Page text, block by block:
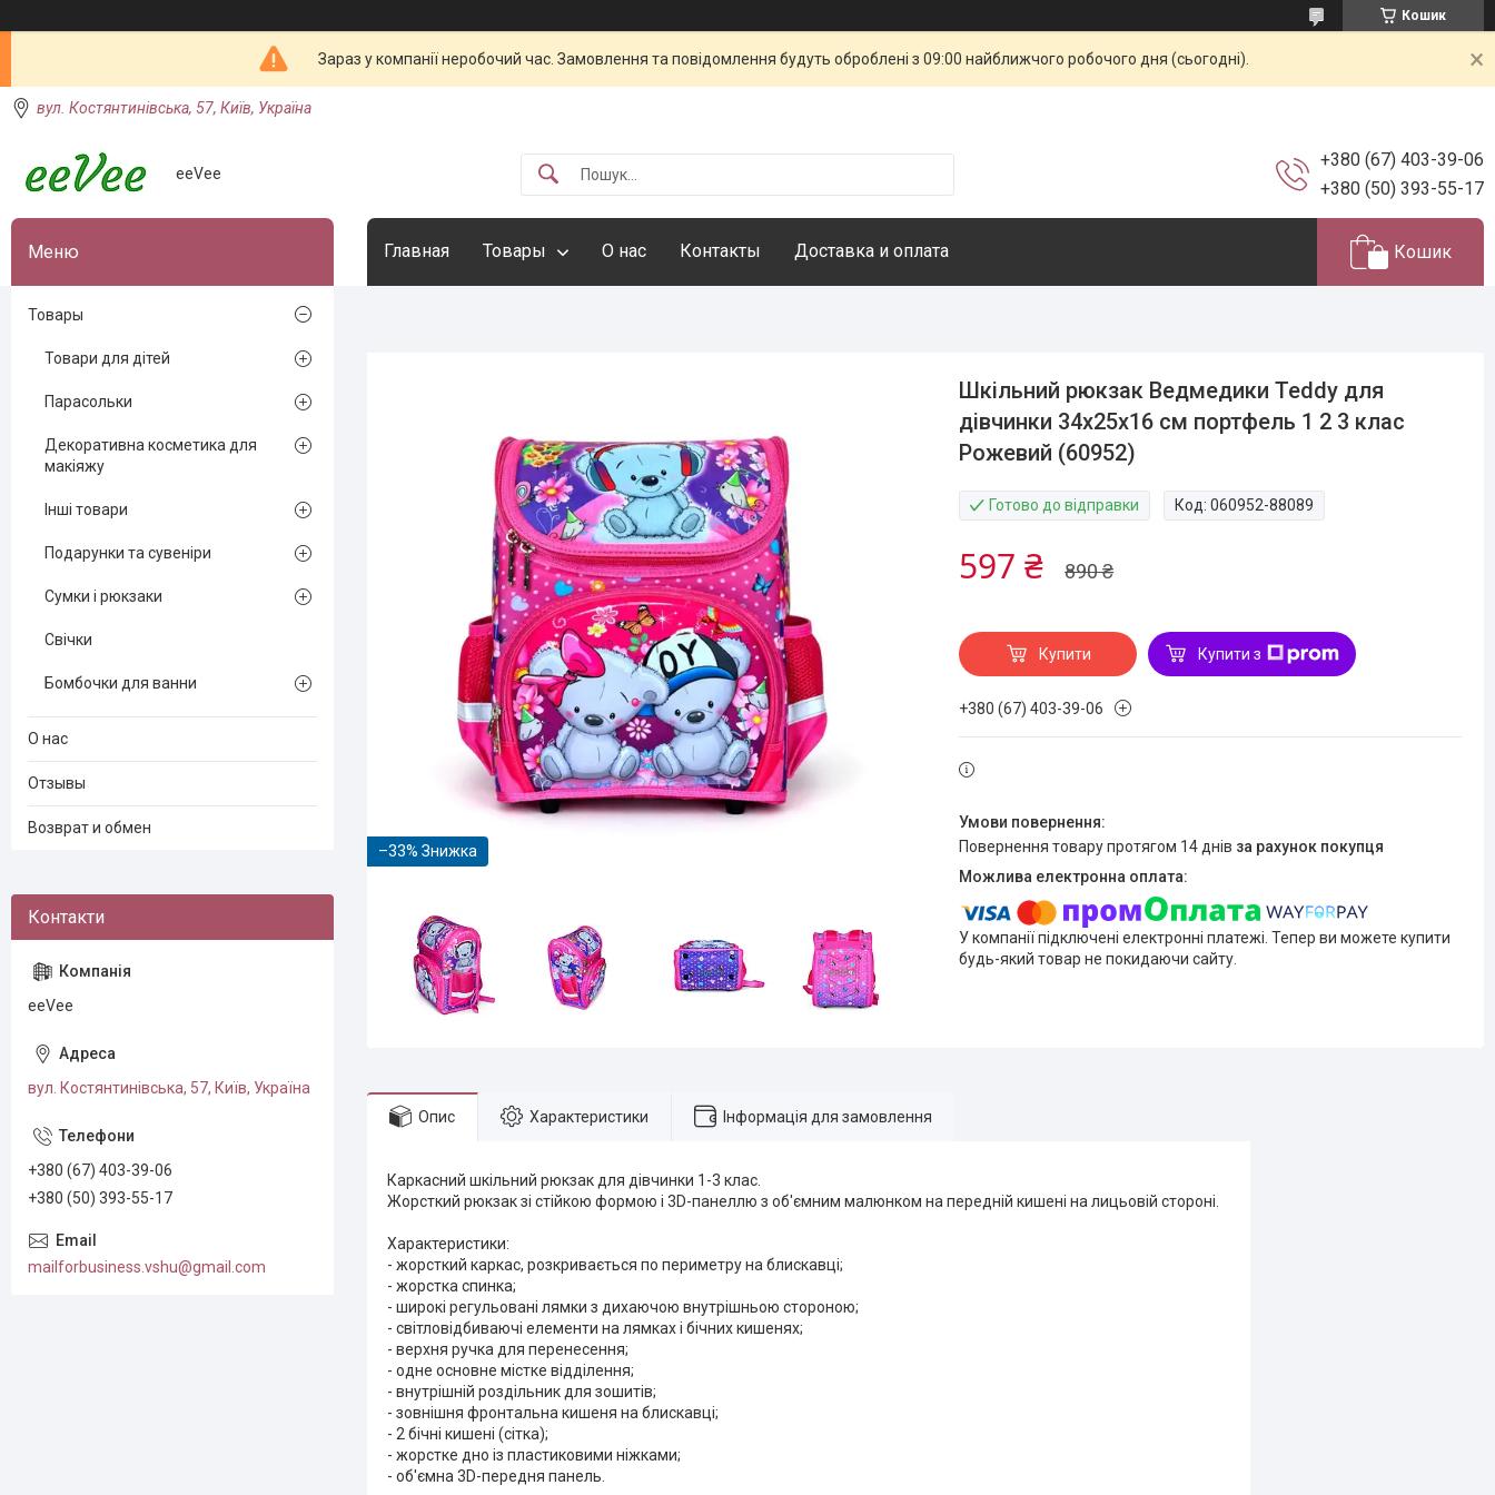
Кошик
Зараз у компанії неробочий час. Замовлення та повідомлення будуть оброблені з 09:00 найближчого робочого дня (сьогодні).
вул. Костянтинівська, 57, Київ, Україна
eeVee
+380 (67) 403-39-06
+380 (50) 393-55-17
Главная Товары О нас Контакты Доставка и оплата Кошик
–33%
Шкільний рюкзак Ведмедики Teddy для
дівчинки 34х25х16 см портфель 1 2 3 клас
Рожевий (60952)
Готово до відправки Код:060952-88089
890 ₴
597 ₴
Купити Купити з
+380 (67) 403-39-06
повернення товару протягом 14 днів за рахунок покупця
У компанії підключені електронні платежі. Тепер ви можете купити
будь-який товар не покидаючи сайту.
Опис Характеристики Інформація для замовлення
Каркасний шкільний рюкзак для дівчинки 1-3 клас.
Жорсткий рюкзак зі стійкою формою і 3D-панеллю з об'ємним малюнком на передній кишені на лицьовій стороні.
Характеристики:
- жорсткий каркас, розкривається по периметру на блискавці;
- жорстка спинка;
- широкі регульовані лямки з дихаючою внутрішньою стороною;
- світловідбиваючі елементи на лямках і бічних кишенях;
- верхня ручка для перенесення;
- одне основне містке відділення;
- внутрішній роздільник для зошитів;
- зовнішня фронтальна кишеня на блискавці;
- 2 бічні кишені (сітка);
- жорстке дно із пластиковими ніжками;
- об'ємна 3D-передня панель.
Товары
Товари для дітей
Парасольки
Декоративна косметика для
макіяжу
Інші товари
Подарунки та сувеніри
Сумки і рюкзаки
Свічки
Бомбочки для ванни
О нас
Отзывы
Возврат и обмен
eeVee
вул. Костянтинівська, 57, Київ, Україна
+380 (67) 403-39-06
+380 (50) 393-55-17
mailforbusiness.vshu@gmail.com